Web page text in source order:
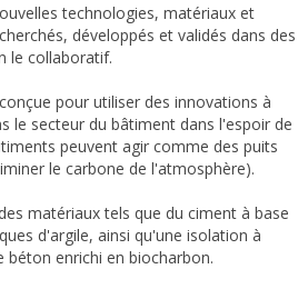
technologies, matériaux et
développés et validés dans des
le collaboratif.
pour utiliser des innovations à
le secteur du bâtiment dans l'espoir de
peuvent agir comme des puits
le carbone de l'atmosphère).
matériaux tels que du ciment à base
d'argile, ainsi qu'une isolation à
béton enrichi en biocharbon.